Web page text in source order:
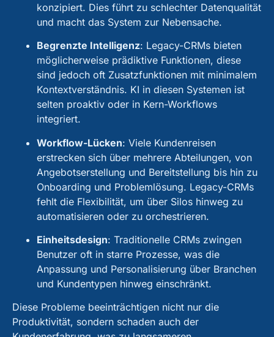
konzipiert. Dies führt zu schlechter Datenqualität
und macht das System zur Nebensache.
Begrenzte Intelligenz: Legacy-CRMs bieten
möglicherweise prädiktive Funktionen, diese
sind jedoch oft Zusatzfunktionen mit minimalem
Kontextverständnis. KI in diesen Systemen ist
selten proaktiv oder in Kern-Workflows
integriert.
Workflow-Lücken: Viele Kundenreisen
erstrecken sich über mehrere Abteilungen, von
Angebotserstellung und Bereitstellung bis hin zu
Onboarding und Problemlösung. Legacy-CRMs
fehlt die Flexibilität, um über Silos hinweg zu
automatisieren oder zu orchestrieren.
Einheitsdesign: Traditionelle CRMs zwingen
Benutzer oft in starre Prozesse, was die
Anpassung und Personalisierung über Branchen
und Kundentypen hinweg einschränkt.
Diese Probleme beeinträchtigen nicht nur die
Produktivität, sondern schaden auch der